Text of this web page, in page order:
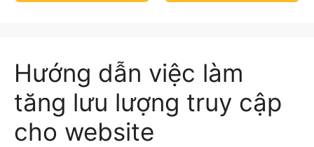
Hướng dẫn việc làm
tăng lưu lượng truy cập
cho website